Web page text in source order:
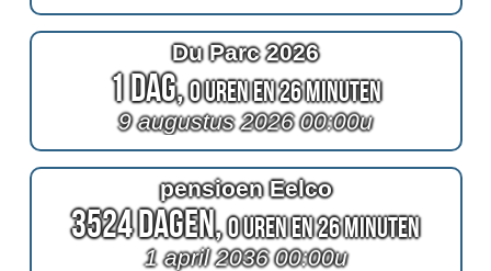
Du Parc 2026
1 Dag,0 Uren en 26 Minuten
9 augustus 2026 00:00u
pensioen Eelco
3524 Dagen,0 Uren en 26 Minuten
1 april 2036 00:00u